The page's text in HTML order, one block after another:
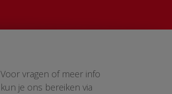
Voor vragen of meer info
kun je ons bereiken via